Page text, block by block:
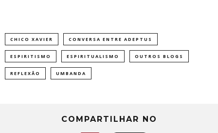
CHICO XAVIER CONVERSA ENTRE ADEPTUS
ESPIRITISMO ESPIRITUALISMO OUTROS BLOGS
REFLEXÃO UMBANDA
COMPARTILHAR NO